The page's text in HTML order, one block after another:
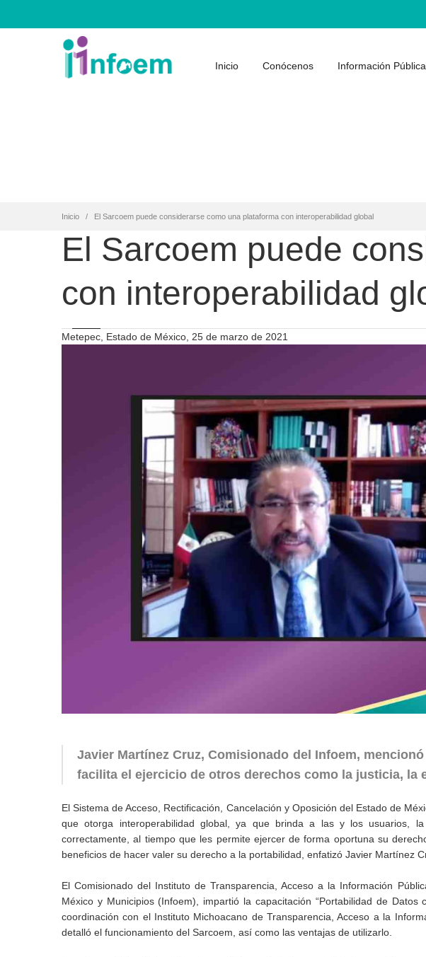
Inicio Conócenos Información Pública
Inicio El Sarcoem puede considerarse como una plataforma con interoperabilidad global
El Sarcoem puede
con interoperabilidad
Metepec, Estado de México, 25 de marzo de 2021
Javier Martínez Cruz, Comisionado del Infoem,
facilita el ejercicio de otros derechos como la justicia, la
El Sistema de Acceso, Rectificación, Cancelación y Oposición del Estado de
que otorga interoperabilidad global, ya que brinda a las y los usuarios,
correctamente, al tiempo que les permite ejercer de forma oportuna su
beneficios de hacer valer su derecho a la portabilidad, enfatizó Javier Martínez
El Comisionado del Instituto de Transparencia, Acceso a la Información
México y Municipios (Infoem), impartió la capacitación “Portabilidad de
coordinación con el Instituto Michoacano de Transparencia, Acceso a la
detalló el funcionamiento del Sarcoem, así como las ventajas de utilizarlo.